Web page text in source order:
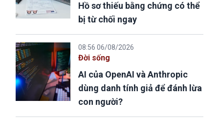
Hồ sơ thiếu bằng chứng có thể
bị từ chối ngay
08:56 06/08/2026
Đời sống
AI của OpenAI và Anthropic
dùng danh tính giả để đánh lừa
con người?